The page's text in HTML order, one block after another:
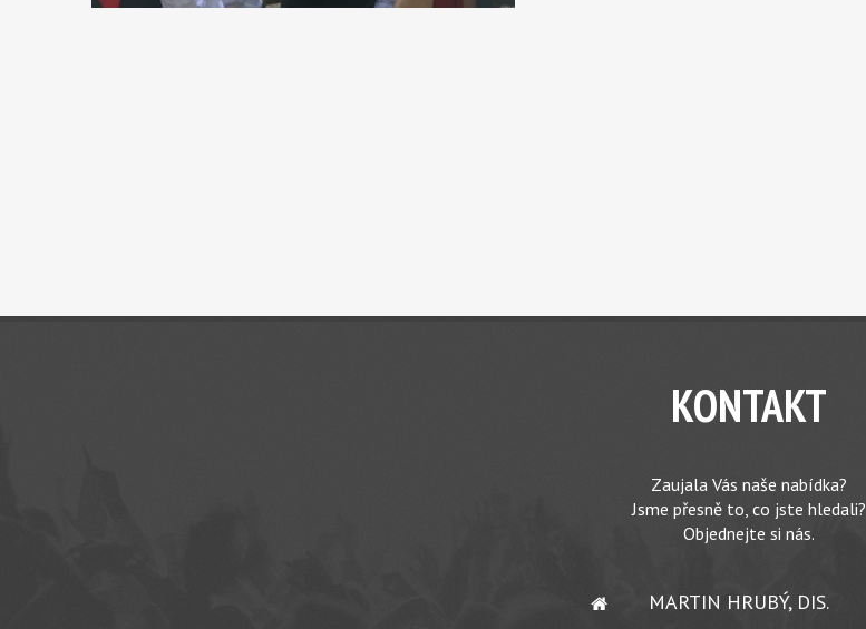
KONTAKT
Zaujala Vás naše nabídka?
Jsme přesně to, co jste hledali?
Objednejte si nás.
MARTIN HRUBÝ, DIS.